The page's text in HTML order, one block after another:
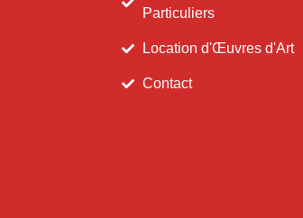
Particuliers
Location d'Œuvres d'Art
Contact